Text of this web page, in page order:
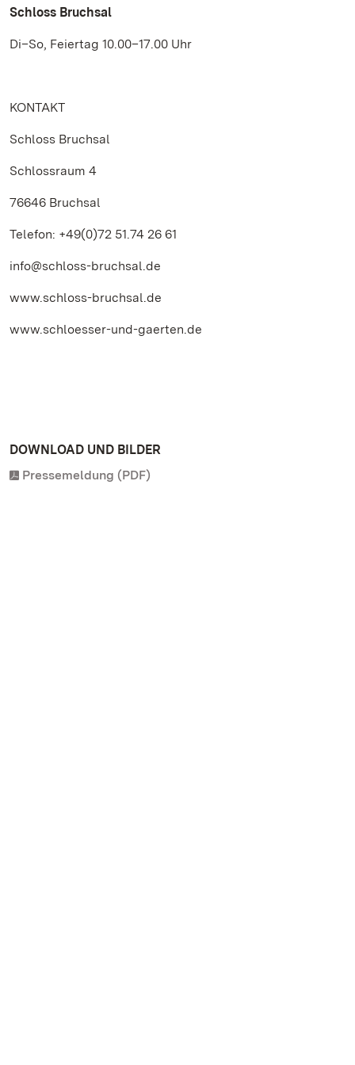
Schloss Bruchsal
Di–So, Feiertag 10.00–17.00 Uhr
KONTAKT
Schloss Bruchsal
Schlossraum 4
76646 Bruchsal
Telefon: +49(0)72 51.74 26 61
info@schloss-bruchsal.de
www.schloss-bruchsal.de
www.schloesser-und-gaerten.de
DOWNLOAD UND BILDER
Pressemeldung (PDF)